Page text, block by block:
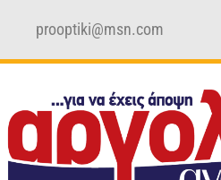
prooptiki@msn.com